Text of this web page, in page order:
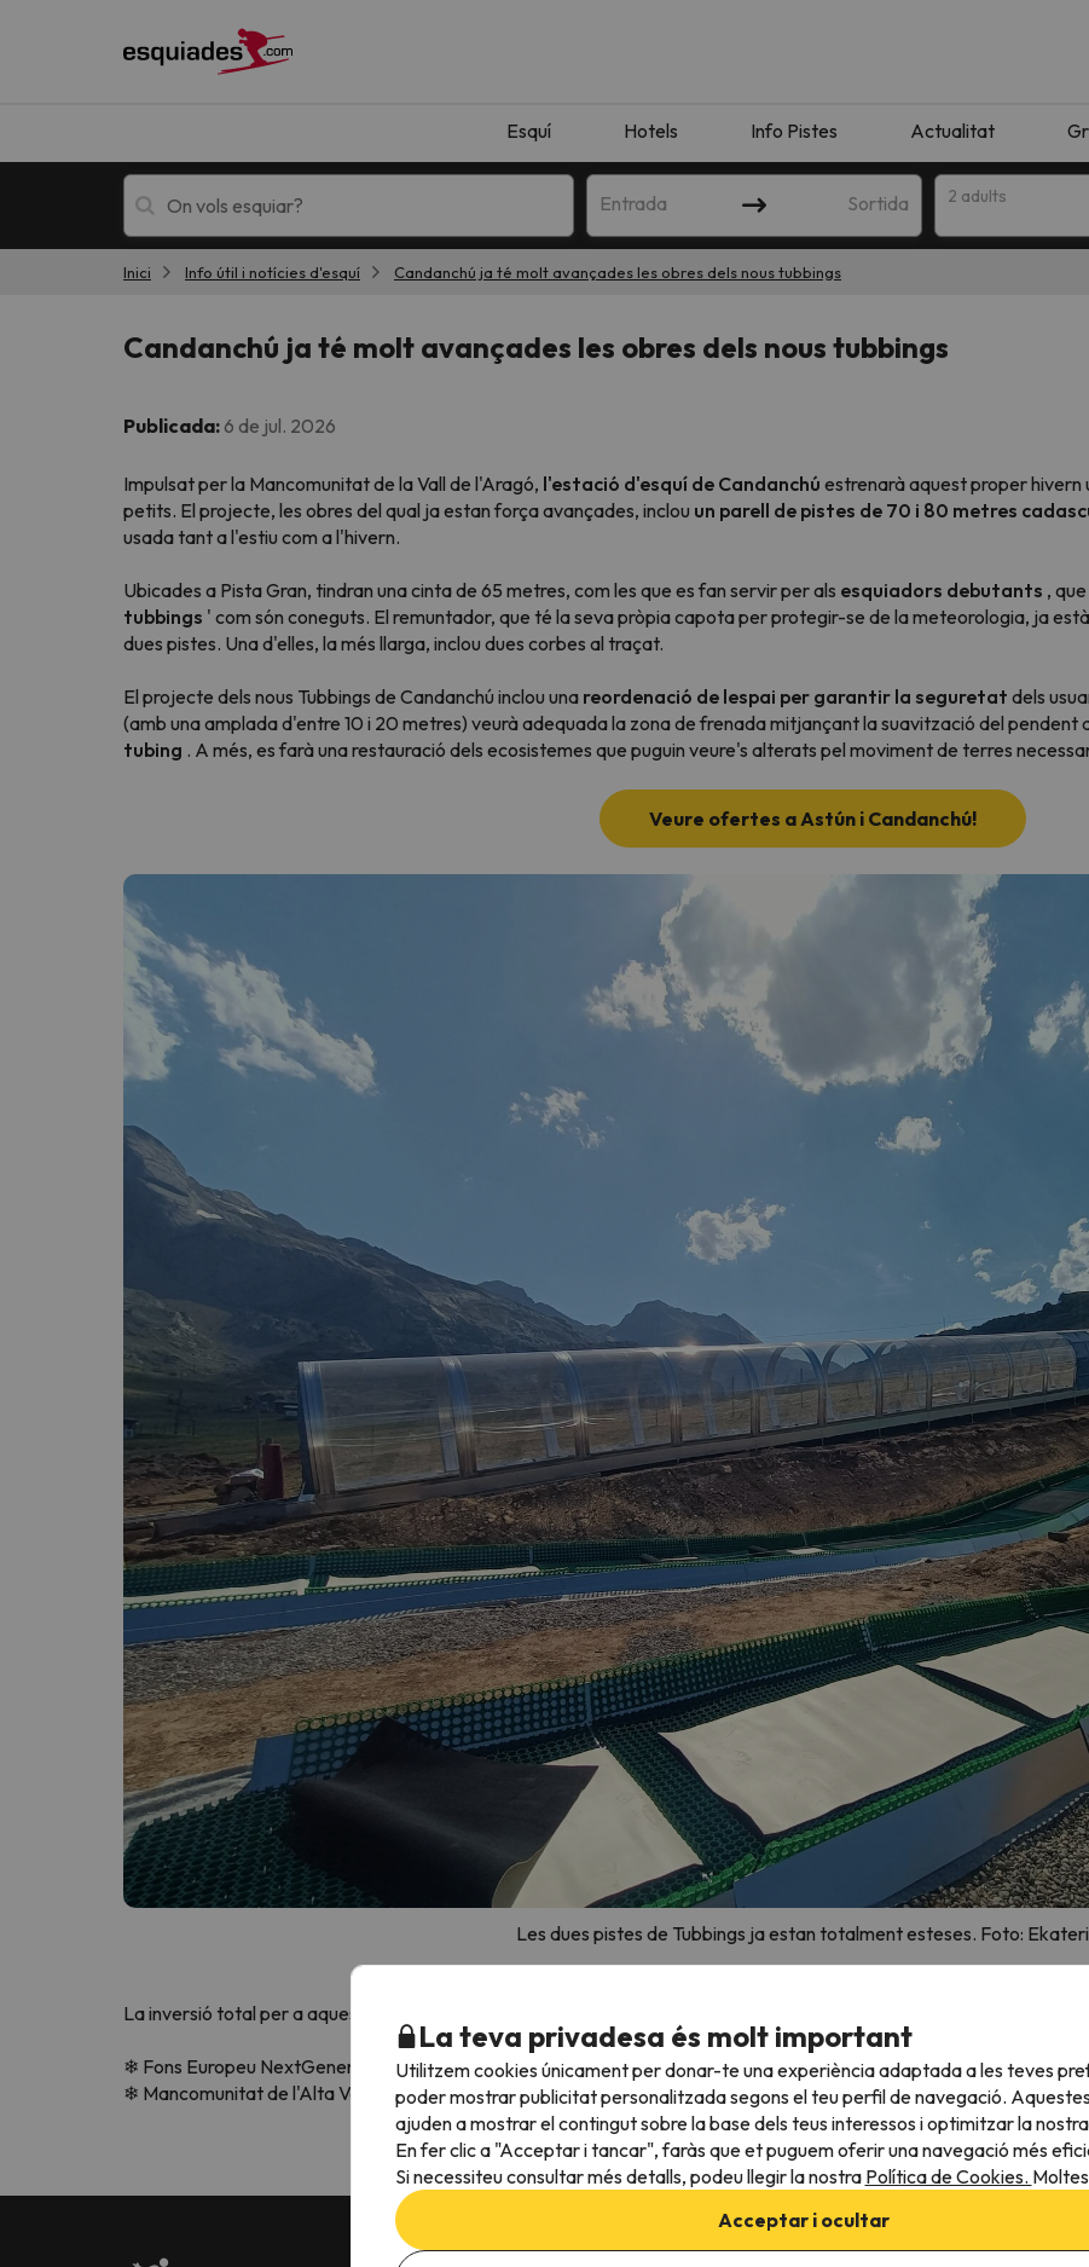
Esquí Hotels Info Pistes Actualitat
Entrada Sortida 2 adults
!Vaja! No hem trobat resultats que coincideixin amb la teva cerca. Intenteu modificar la destinació.
Vaja! Sembla que el nostre cercador ha perdut el nord. Quan trobi la seva brúixola torna.
Inici Info útil i notícies d'esquí Candanchú ja té molt avançades les obres dels nous tubbings
Candanchú ja té molt avançades les obres dels nous tubbings
Publicada: 6 de jul. 2026
Impulsat per la Mancomunitat de la Vall de l'Aragó, l'estació d'esquí de Candanchú estrenarà aquest proper
petits. El projecte, les obres del qual ja estan força avançades, inclou un parell de pistes de 70 i 80 metres
usada tant a l'estiu com a l'hivern.
Ubicades a Pista Gran, tindran una cinta de 65 metres, com les que es fan servir per als esquiadors debutants ,
tubbings ' com són coneguts. El remuntador, que té la seva pròpia capota per protegir-se de la meteorologia, ja
dues pistes. Una d'elles, la més llarga, inclou dues corbes al traçat.
El projecte dels nous Tubbings de Candanchú inclou una reordenació de lespai per garantir la seguretat dels
(amb una amplada d'entre 10 i 20 metres) veurà adequada la zona de frenada mitjançant la suavització del pendent
tubing . A més, es farà una restauració dels ecosistemes que puguin veure's alterats pel moviment de terres
Veure ofertes a Astún i Candanchú!
Les dues pistes de Tubbings ja estan totalment esteses. Foto:
La inversió total per a aquest projecte és de 458.319,99 € (IVA inclòs). L'estructura de finançament destaca per un
❄ Fons Europeu NextGenerationEU: Aporta el 90,7% de la inversió, en el marc del Pla de Recuperació, Transformació
❄ Mancomunitat de l'Alta Vall de l'Aragó: Cobreix el 9,3% restant.
La teva privadesa és molt important
Utilitzem cookies únicament per donar-te una experiència adaptada a les teves
poder mostrar publicitat personalitzada segons el teu perfil de navegació.
ajuden a mostrar el contingut sobre la base dels teus interessos i optimitzar la
En fer clic a "Acceptar i tancar", faràs que et puguem oferir una navegació més
Si necessiteu consultar més detalls, podeu llegir la nostra Política de Cookies.
Acceptar i ocultar